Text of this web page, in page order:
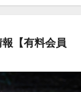
【有料会員